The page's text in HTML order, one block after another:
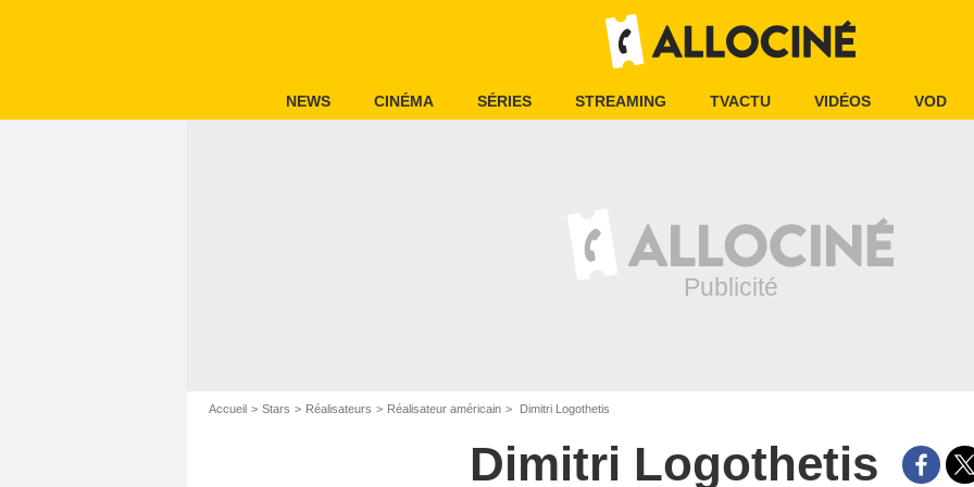
NEWS CINÉMA SÉRIES STREAMING TVACTU VIDÉOS VOD
Accueil Stars Réalisateurs Réalisateur américain Dimitri Logothetis
Dimitri Logothetis